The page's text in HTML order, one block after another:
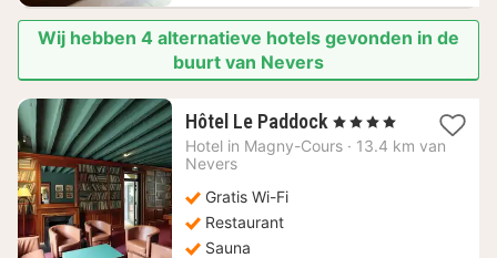
Wij hebben 4 alternatieve hotels gevonden in de
buurt van Nevers
Hôtel Le Paddock 1
nacht
, 4 Sterren
Hotel in Magny-Cours · 13.4 km van
Nevers
Gratis Wi-Fi
Restaurant
Sauna